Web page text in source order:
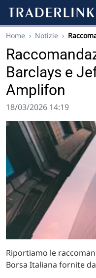
Home › Notizie ›
Barclays e
Amplifon
18/03/2026 14:19
Riportiamo le
Borsa Italiana fornite